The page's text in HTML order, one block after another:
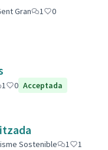
Gran 1
0
1 0 Acceptada
Sostenible 1
1